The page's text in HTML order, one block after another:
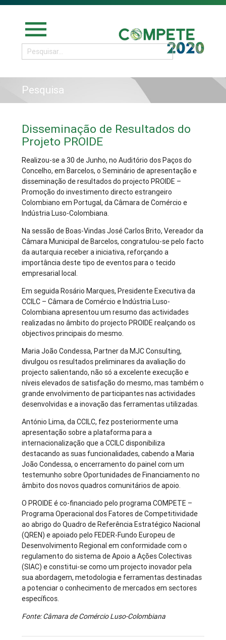
menu
Pesquisa
Disseminação de Resultados do
Projeto PROIDE
Realizou-se a 30 de Junho, no Auditório dos Paços do
Concelho, em Barcelos, o Seminário de apresentação e
disseminação de resultados do projecto PROIDE –
Promoção do investimento directo estrangeiro
Colombiano em Portugal, da Câmara de Comércio e
Indústria Luso-Colombiana.
Na sessão de Boas-Vindas José Carlos Brito, Vereador da
Câmara Municipal de Barcelos, congratulou-se pelo facto
da autarquia receber a iniciativa, reforçando a
importância deste tipo de eventos para o tecido
empresarial local.
Em seguida Rosário Marques, Presidente Executiva da
CCILC – Câmara de Comércio e Indústria Luso-
Colombiana apresentou um resumo das actividades
realizadas no âmbito do projecto PROIDE realçando os
objectivos principais do mesmo.
Maria João Condessa, Partner da MJC Consulting,
divulgou os resultados preliminares da avaliação do
projecto salientando, não só a excelente execução e
níveis elevados de satisfação do mesmo, mas também o
grande envolvimento de participantes nas actividades
desenvolvidas e a inovação das ferramentas utilizadas.
António Lima, da CCILC, fez posteriormente uma
apresentação sobre a plataforma para a
internacionalização que a CCILC disponibiliza
destacando as suas funcionalidades, cabendo a Maria
João Condessa, o encerramento do painel com um
testemunho sobre Oportunidades de Financiamento no
âmbito dos novos quadros comunitários de apoio.
O PROIDE é co-financiado pelo programa COMPETE –
Programa Operacional dos Fatores de Competitividade
ao abrigo do Quadro de Referência Estratégico Nacional
(QREN) e apoiado pelo FEDER-Fundo Europeu de
Desenvolvimento Regional em conformidade com o
regulamento do sistema de Apoio a Ações Colectivas
(SIAC) e constitui-se como um projecto inovador pela
sua abordagem, metodologia e ferramentas destinadas
a potenciar o conhecimento de mercados em sectores
específicos.
Fonte: Câmara de Comércio Luso-Colombiana